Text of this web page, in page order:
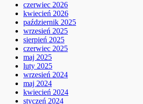
czerwiec 2026
kwiecień 2026
październik 2025
wrzesień 2025
sierpień 2025
czerwiec 2025
maj 2025
luty 2025
wrzesień 2024
maj 2024
kwiecień 2024
styczeń 2024